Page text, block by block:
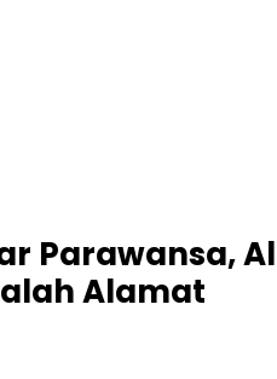
Parawansa,
Alamat